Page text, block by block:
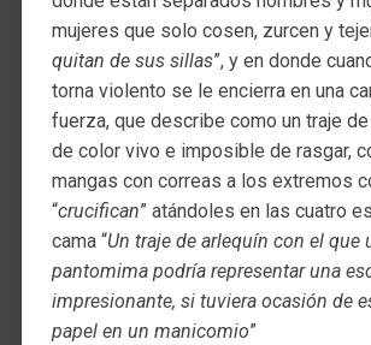
mujeres que solo cosen, zurcen y
quitan de sus sillas”, y en donde
torna violento se le encierra en una
fuerza, que describe como un traje
de color vivo e imposible de rasgar,
mangas con correas a los extremos
“crucifican” atándoles en las cuatro
cama “Un traje de arlequín con el que
pantomima podría representar una
impresionante, si tuviera ocasión de
papel en un manicomio”